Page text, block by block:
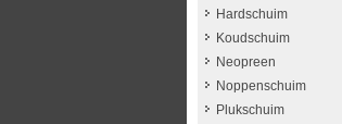
Hardschuim
Koudschuim
Neopreen
Noppenschuim
Plukschuim